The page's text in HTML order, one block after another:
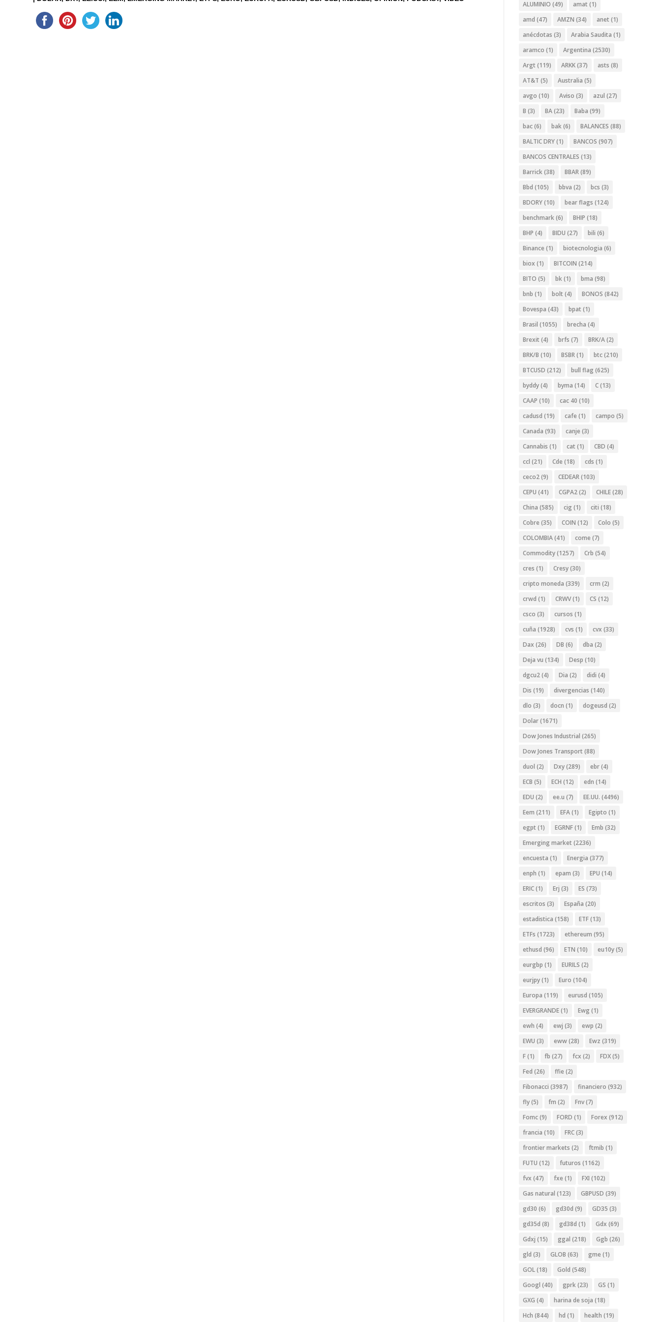
ALUMINIO (49) amat (1)
amd (47) AMZN (34) anet (1)
anécdotas (3) Arabia Saudita (1)
aramco (1) Argentina (2530)
Argt (119) ARKK(37) asts (8)
AT&T (5) Australia (5)
avgo (10) Aviso (3) azul (27)
B (3) BA(23) Baba (99)
bac(6) bak(6) BALANCES (88)
BALTIC DRY(1) BANCOS (907)
BANCOS CENTRALES (13)
Barrick(38) BBAR(89)
Bbd (105) bbva (2) bcs (3)
BDORY(10) bear flags (124)
benchmark(6) BHIP (18)
BHP (4) BIDU (27) bili (6)
Binance (1) biotecnologia (6)
biox (1) BITCOIN (214)
BITO (5) bk(1) bma (98)
bnb (1) bolt (4) BONOS (842)
Bovespa (43) bpat (1)
Brasil (1055) brecha (4)
Brexit (4) brfs (7) BRK/A(2)
BRK/B (10) BSBR(1) btc(210)
BTCUSD (212) bull flag (625)
byddy(4) byma (14) C(13)
CAAP (10) cac 40 (10)
cadusd (19) cafe (1) campo (5)
Canada (93) canje (3)
Cannabis (1) cat (1) CBD (4)
ccl (21) Cde (18) cds (1)
ceco2(9) CEDEAR(103)
CEPU (41) CGPA2(2) CHILE(28)
China (585) cig (1) citi (18)
Cobre (35) COIN (12) Colo (5)
COLOMBIA(41) come (7)
Commodity(1257) Crb (54)
cres (1) Cresy(30)
cripto moneda (339) crm (2)
crwd (1) CRWV(1) CS (12)
csco (3) cursos (1)
cuña (1928) cvs (1) cvx (33)
Dax (26) DB (6) dba (2)
Deja vu (134) Desp (10)
dgcu2(4) Dia (2) didi (4)
Dis (19) divergencias (140)
dlo (3) docn (1) dogeusd (2)
Dolar(1671)
Dow Jones Industrial (265)
Dow Jones Transport (88)
duol (2) Dxy(289) ebr(4)
ECB (5) ECH (12) edn (14)
EDU (2) ee.u (7) EE.UU. (4496)
Eem (211) EFA(1) Egipto (1)
egpt (1) EGRNF(1) Emb (32)
Emerging market (2236)
encuesta (1) Energia (377)
enph (1) epam (3) EPU (14)
ERIC(1) Erj (3) ES (73)
escritos (3) España (20)
estadistica (158) ETF(13)
ETFs (1723) ethereum (95)
ethusd (96) ETN (10) eu10y(5)
eurgbp (1) EURILS (2)
eurjpy(1) Euro (104)
Europa (119) eurusd (105)
EVERGRANDE(1) Ewg (1)
ewh (4) ewj (3) ewp (2)
EWU (3) eww(28) Ewz (319)
F(1) fb (27) fcx (2) FDX(5)
Fed (26) ffie (2)
Fibonacci (3987) financiero (932)
fly(5) fm (2) Fnv(7)
Fomc(9) FORD (1) Forex (912)
francia (10) FRC(3)
frontier markets (2) ftmib (1)
FUTU (12) futuros (1162)
fvx (47) fxe (1) FXI (102)
Gas natural (123) GBPUSD (39)
gd30 (6) gd30d (9) GD35 (3)
gd35d (8) gd38d (1) Gdx (69)
Gdxj (15) ggal (218) Ggb (26)
gld (3) GLOB (63) gme (1)
GOL(18) Gold (548)
Googl (40) gprk(23) GS (1)
GXG (4) harina de soja (18)
Hch (844) hd (1) health (19)